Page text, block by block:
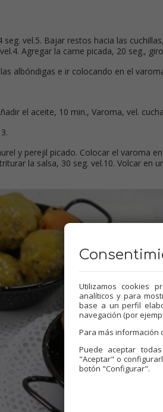
vel.5. Bajar restos hacia las
Agregar la carne picada, 20 seg.,
albóndigas e ir colocando en el
el aceite, 10 min., Varoma, vel.
y perejil picado. Colocar el varoma
la salsa, 30 seg. vel.10. Volcar en
Utilizamos cookies
analíticos y para
base a un perfil
navegación (por
Para más información
Puede aceptar
"Aceptar" o
botón "Configurar".